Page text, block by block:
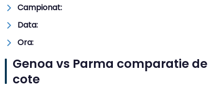
Campionat:
Data:
Ora:
Genoa vs Parma comparatie de
cote